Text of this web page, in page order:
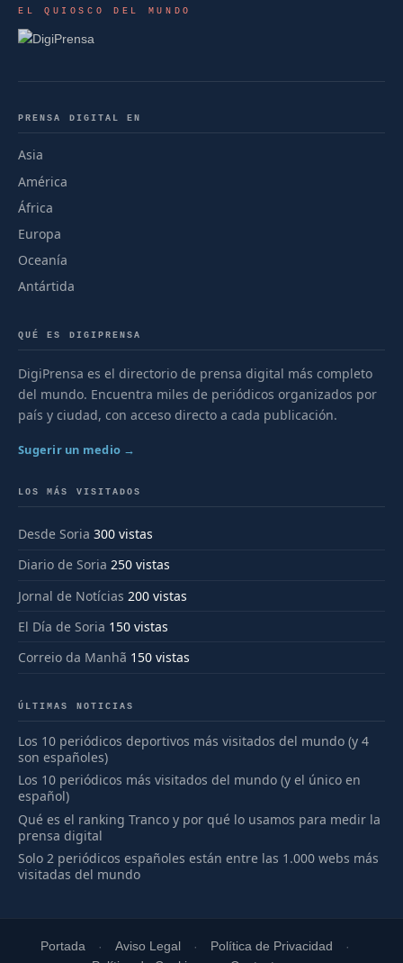
EL QUIOSCO DEL MUNDO
PRENSA DIGITAL EN
Asia
América
África
Europa
Oceanía
Antártida
QUÉ ES DIGIPRENSA
DigiPrensa es el directorio de prensa digital más completo
del mundo. Encuentra miles de periódicos organizados por
país y ciudad, con acceso directo a cada publicación.
Sugerir un medio →
LOS MÁS VISITADOS
Desde Soria 300 vistas
Diario de Soria 250 vistas
Jornal de Notícias 200 vistas
El Día de Soria 150 vistas
Correio da Manhã 150 vistas
ÚLTIMAS NOTICIAS
Los 10 periódicos deportivos más visitados del mundo (y 4
son españoles)
Los 10 periódicos más visitados del mundo (y el único en
español)
Qué es el ranking Tranco y por qué lo usamos para medir la
prensa digital
Solo 2 periódicos españoles están entre las 1.000 webs más
visitadas del mundo
Portada Aviso Legal
Política de Privacidad